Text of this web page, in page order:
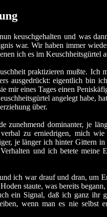
nun keuschgehalten und was
war. Wir haben immer
ich es im Keuschheitsgürtel
praktizieren mußte. Ich
ausgedrückt: eigentlich bin
mir eines Tages einen
angelegt habe,
über.
zunehmend dominanter, je
verbal zu erniedrigen, mich
je länger ich hinter Gittern in
und ich betete meine
ich war drauf und dran, um
staute, was bereits
ein Signal, daß ich ganz ihr
wenn man es nie selbst